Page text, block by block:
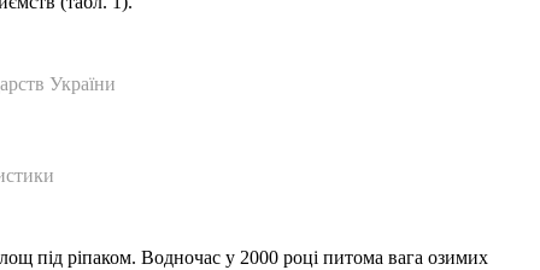
України
під ріпаком. Водночас у 2000 році питома вага озимих